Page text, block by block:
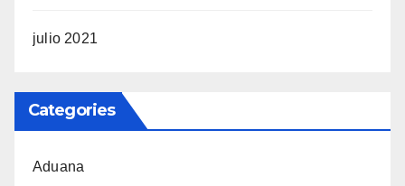
julio 2021
Categories
Aduana